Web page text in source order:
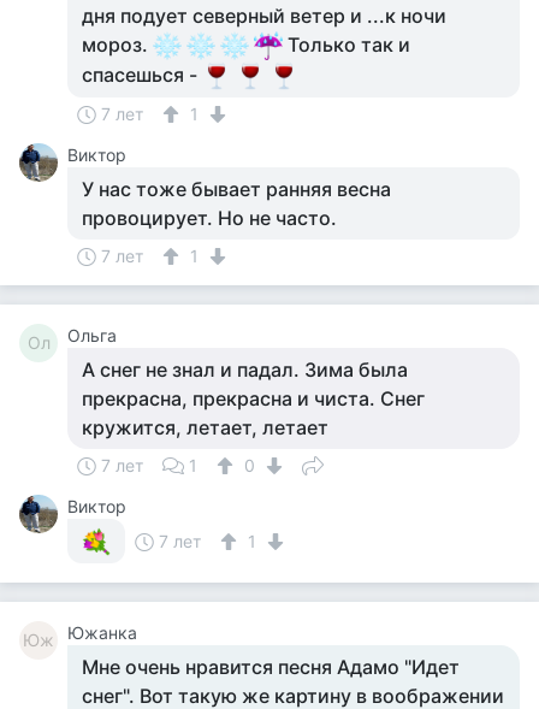
дня подует северный ветер и ...к ночи
мороз.
Только так и
спасешься -
7 лет
1
Виктор
У нас тоже бывает ранняя весна
провоцирует. Но не часто.
7 лет 1
Ол Ольга
А снег не знал и падал. Зима была
прекрасна, прекрасна и чиста. Снег
кружится, летает, летает
7 лет 1
0
Виктор
7 лет
1
Юж Южанка
Мне очень нравится песня Адамо "Идет
снег". Вот такую же картину в воображении